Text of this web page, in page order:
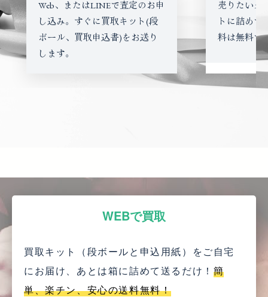
Web、またはLINEで査定のお申
し込み。すぐに買取キット(段
ボール、買取申込書)をお送り
します。
売りたいダ
トに詰めて
料は無料で
WEBで買取
買取キット（段ボールと申込用紙）をご自宅
にお届け、 あとは箱に詰めて送るだけ！ 簡
単、楽チン、安心の送料無料！